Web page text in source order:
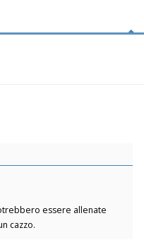
essere allenate
cazzo.